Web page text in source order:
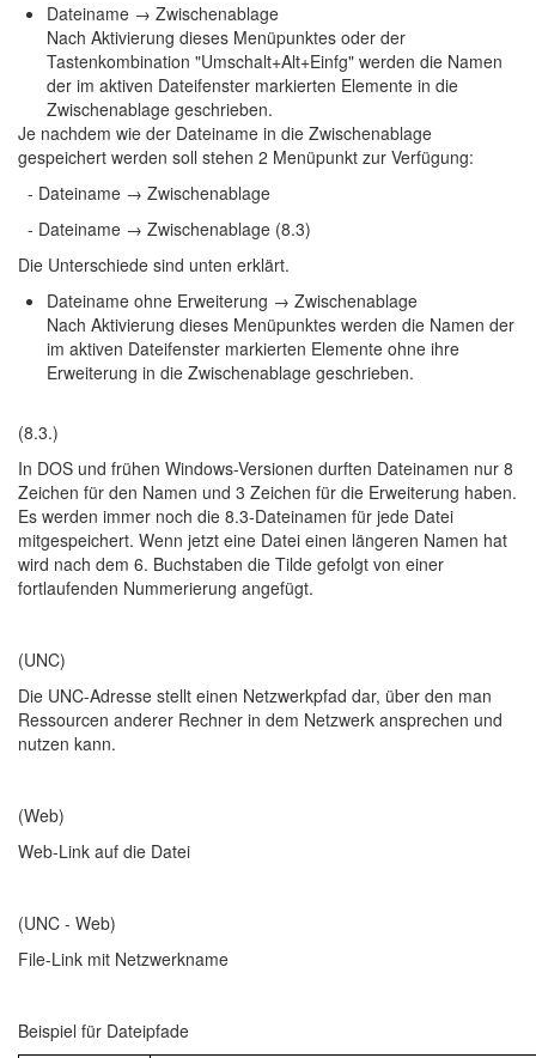
Dateiname → Zwischenablage
Nach Aktivierung dieses Menüpunktes oder der
Tastenkombination "Umschalt+Alt+Einfg" werden die Namen
der im aktiven Dateifenster markierten Elemente in die
Zwischenablage geschrieben.
Je nachdem wie der Dateiname in die Zwischenablage
gespeichert werden soll stehen 2 Menüpunkt zur Verfügung:
- Dateiname → Zwischenablage
- Dateiname → Zwischenablage (8.3)
Die Unterschiede sind unten erklärt.
Dateiname ohne Erweiterung → Zwischenablage
Nach Aktivierung dieses Menüpunktes werden die Namen der
im aktiven Dateifenster markierten Elemente ohne ihre
Erweiterung in die Zwischenablage geschrieben.
(8.3.)
In DOS und frühen Windows-Versionen durften Dateinamen nur 8
Zeichen für den Namen und 3 Zeichen für die Erweiterung haben.
Es werden immer noch die 8.3-Dateinamen für jede Datei
mitgespeichert. Wenn jetzt eine Datei einen längeren Namen hat
wird nach dem 6. Buchstaben die Tilde gefolgt von einer
fortlaufenden Nummerierung angefügt.
(UNC)
Die UNC-Adresse stellt einen Netzwerkpfad dar, über den man
Ressourcen anderer Rechner in dem Netzwerk ansprechen und
nutzen kann.
(Web)
Web-Link auf die Datei
(UNC - Web)
File-Link mit Netzwerkname
Beispiel für Dateipfade